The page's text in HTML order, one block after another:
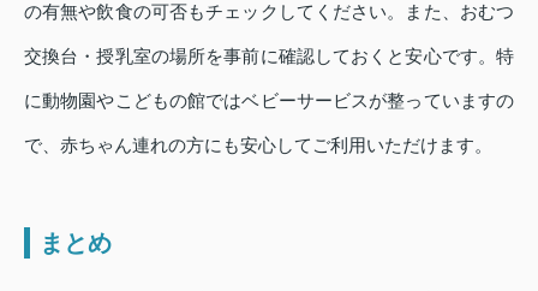
の有無や飲食の可否もチェックしてください。また、おむつ
交換台・授乳室の場所を事前に確認しておくと安心です。特
に動物園やこどもの館ではベビーサービスが整っていますの
で、赤ちゃん連れの方にも安心してご利用いただけます。
まとめ